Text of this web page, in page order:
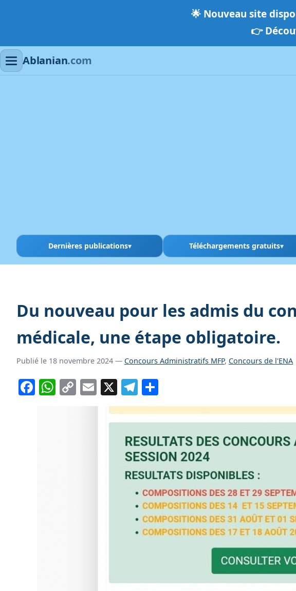
🌟 Nouveau site
👉
Ablanian.com
Dernières publications Téléchargements gratuits
Du nouveau pour les admis du
médicale, une étape obligatoire.
Publié le 18 novembre 2024 — Concours Administratifs MFP, Concours de l'ENA
Facebook
WhatsApp
Copy
Link
Email
X Telegram